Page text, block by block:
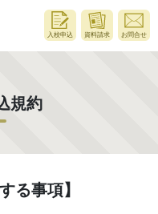
入校申込 資料請求 お問合せ
規約
る事項】